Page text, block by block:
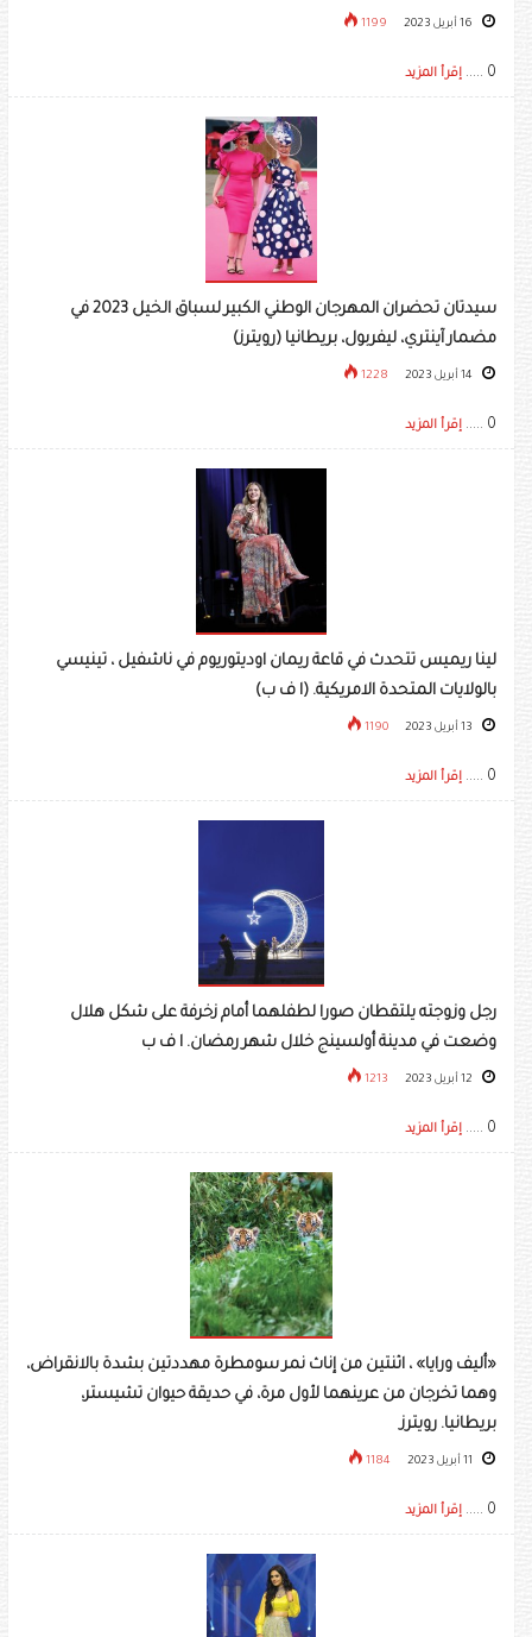
1199
0 ..... إقرأ المزيد
سيدتان تحضران المهرجان الوطني الكبير لسباق الخيل 2023 في
مضمار آينتري، ليفربول، بريطانيا (رويترز)
1228
0 ..... إقرأ المزيد
لينا ريميس تتحدث في قاعة ريمان اوديتوريوم في ناشفيل ، تينيسي
بالولايات المتحدة الامريكية. (ا ف ب)
1190
0 ..... إقرأ المزيد
رجل وزوجته يلتقطان صورا لطفلهما أمام زخرفة على شكل هلال
وضعت في مدينة أولسينج خلال شهر رمضان. ا ف ب
1213
0 ..... إقرأ المزيد
«أليف ورايا» ، اثنتين من إناث نمر سومطرة مهددتين بشدة بالانقراض،
وهما تخرجان من عرينهما لأول مرة، في حديقة حيوان تشيستر،
بريطانيا. رويترز
1184
0 ..... إقرأ المزيد